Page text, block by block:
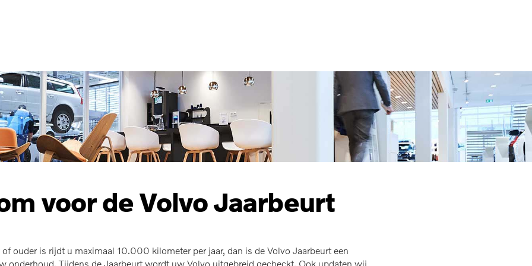
voor de Volvo Jaarbeurt
ouder is rijdt u maximaal 10.000 kilometer per jaar, dan is de Volvo Jaarbeurt een
onderhoud. Tijdens de Jaarbeurt wordt uw Volvo uitgebreid gecheckt. Ook updaten wij